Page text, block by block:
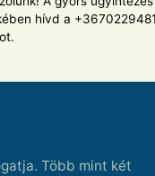
hívd a
Több mint két